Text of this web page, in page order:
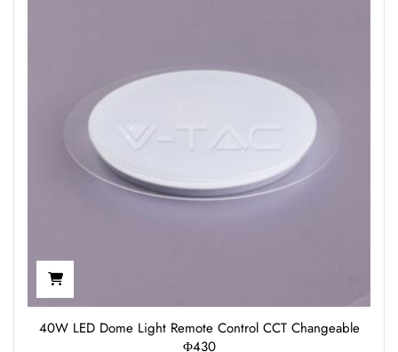
40W LED Dome Light Remote Control CCT Changeable
Φ430